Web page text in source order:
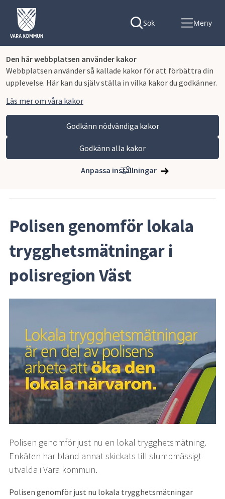
Den här webbplatsen använder kakor
Webbplatsen använder så kallade kakor för att förbättra din
upplevelse. Här kan du själv ställa in vilka kakor du godkänner.
Läs mer om våra kakor
Godkänn nödvändiga kakor
Godkänn alla kakor
Anpassa inställningar
Sök Meny
Vara kommun Nyhets- och pressrum
Polisen genomför lokala
trygghetsmätningar i
polisregion Väst
Polisen genomför just nu en lokal trygghetsmätning.
Enkäten har bland annat skickats till slumpmässigt
utvalda i Vara kommun.
Polisen genomför just nu lokala trygghetsmätningar